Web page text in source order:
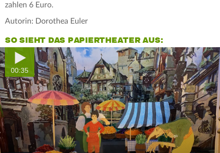
zahlen 6 Euro.
Autorin: Dorothea Euler
SO SIEHT DAS PAPIERTHEATER AUS:
00:35